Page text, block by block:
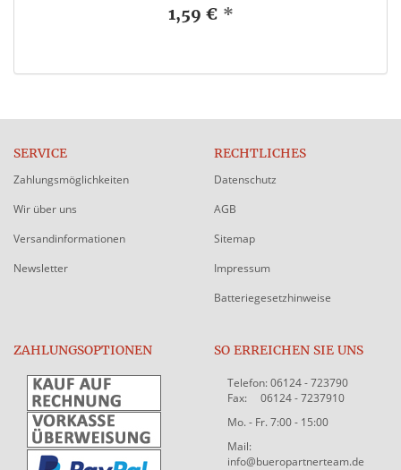
1,59 € *
SERVICE
Zahlungsmöglichkeiten
Wir über uns
Versandinformationen
Newsletter
RECHTLICHES
Datenschutz
AGB
Sitemap
Impressum
Batteriegesetzhinweise
ZAHLUNGSOPTIONEN SO ERREICHEN SIE UNS
Telefon: 06124 - 723790
Fax: 06124 - 7237910
Mo. - Fr. 7:00 - 15:00
Mail:
info@bueropartnerteam.de